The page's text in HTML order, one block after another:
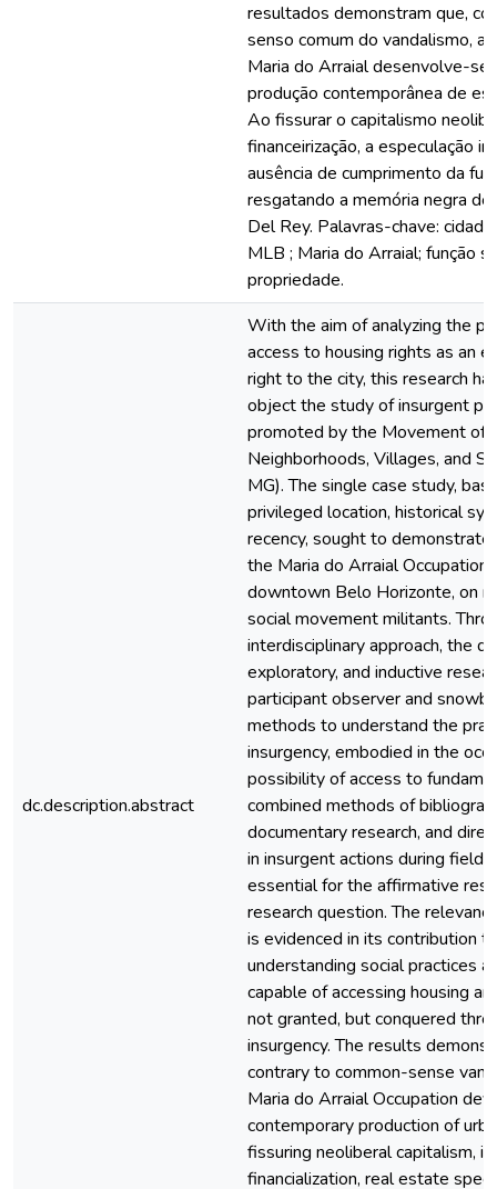
resultados demonstram que,
senso comum do vandalismo, a
Maria do Arraial desenvolve-se
produção contemporânea de
Ao fissurar o capitalismo
financeirização, a especulação
ausência de cumprimento da
resgatando a memória negra do
Del Rey. Palavras-chave:
MLB ; Maria do Arraial; função
propriedade.
dc.description.abstract
With the aim of analyzing the
access to housing rights as an
right to the city, this research
object the study of insurgent
promoted by the Movement of
Neighborhoods, Villages, and
MG). The single case study,
privileged location, historical
recency, sought to
the Maria do Arraial
downtown Belo Horizonte, on
social movement militants.
interdisciplinary approach, the
exploratory, and inductive
participant observer and
methods to understand the
insurgency, embodied in the
possibility of access to
combined methods of
documentary research, and
in insurgent actions during
essential for the affirmative
research question. The
is evidenced in its contribution to
understanding social practices
capable of accessing housing
not granted, but conquered
insurgency. The results
contrary to common-sense
Maria do Arraial Occupation
contemporary production of
fissuring neoliberal capitalism, it
financialization, real estate